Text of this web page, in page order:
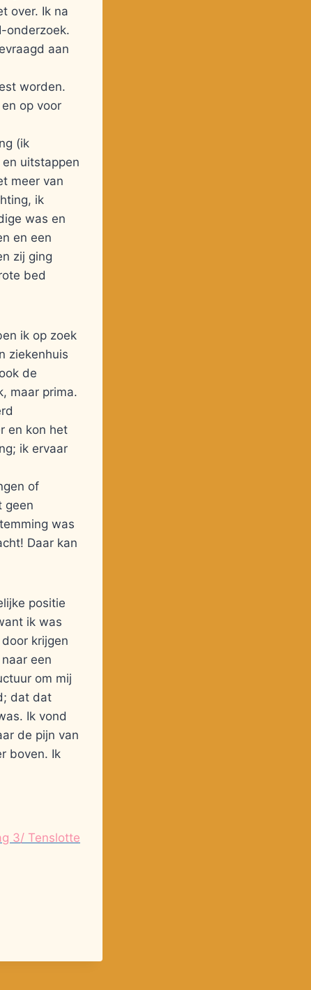
over. Ik na
onderzoek.
aan
worden.
op voor
(ik
uitstappen
meer van
ik
was en
en een
zij ging
bed
ik op zoek
ziekenhuis
de
maar prima.
en kon het
ik ervaar
of
geen
was
Daar kan
positie
ik was
krijgen
een
om mij
dat dat
Ik vond
de pijn van
boven. Ik
3/ Tenslotte